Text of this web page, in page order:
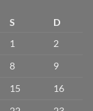
S
D
1
2
8
9
15
16